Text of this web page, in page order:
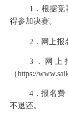
1．根据
得参加决赛。
2．网上报
3．网上
（https://
4．报名费
不退还。